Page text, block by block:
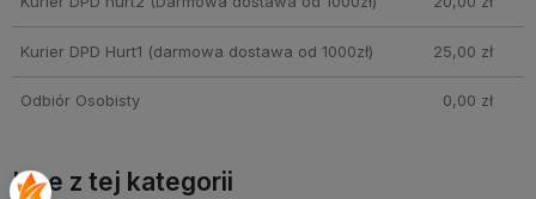
Kurier DPD Hurt1 (darmowa dostawa od 1000zł) 25,00 zł
Odbiór Osobisty 0,00 zł
Inne z tej kategorii